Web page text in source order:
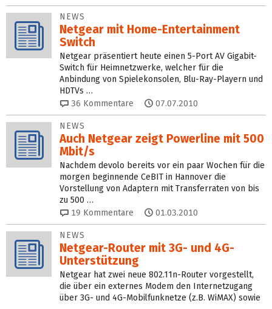
NEWS
Netgear mit Home-Entertainment
Switch
Netgear präsentiert heute einen 5-Port AV Gigabit-
Switch für Heimnetzwerke, welcher für die
Anbindung von Spielekonsolen, Blu-Ray-Playern und
HDTVs …
36 Kommentare 07.07.2010
NEWS
Auch Netgear zeigt Powerline mit 500
Mbit/s
Nachdem devolo bereits vor ein paar Wochen für die
morgen beginnende CeBIT in Hannover die
Vorstellung von Adaptern mit Transferraten von bis
zu 500 …
19 Kommentare 01.03.2010
NEWS
Netgear-Router mit 3G- und 4G-
Unterstützung
Netgear hat zwei neue 802.11n-Router vorgestellt,
die über ein externes Modem den Internetzugang
über 3G- und 4G-Mobilfunknetze (z.B. WiMAX) sowie